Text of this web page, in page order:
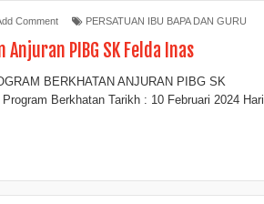
Comment PERSATUAN IBU BAPA DAN GURU
PIBG SK Felda Inas
BERKHATAN ANJURAN PIBG SK
Berkhatan Tarikh : 10 Februari 2024 Hari